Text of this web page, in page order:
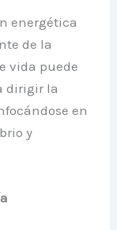
energética
de la
vida puede
dirigir la
en
y